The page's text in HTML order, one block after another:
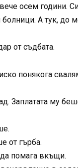
осем години.
болници. А тук,
от съдбата.
понякога
Заплатата му
от гърба.
помага вкъщи.